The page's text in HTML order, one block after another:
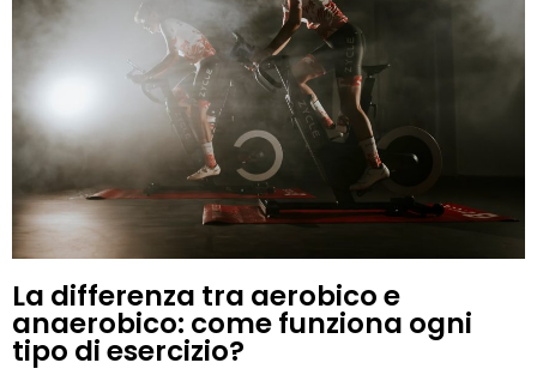
La differenza tra aerobico e
anaerobico: come funziona ogni
tipo di esercizio?